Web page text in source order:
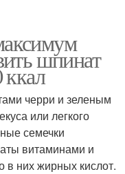
шпинат
ккал
черри и зеленым
или легкого
семечки
витаминами и
в них жирных кислот.